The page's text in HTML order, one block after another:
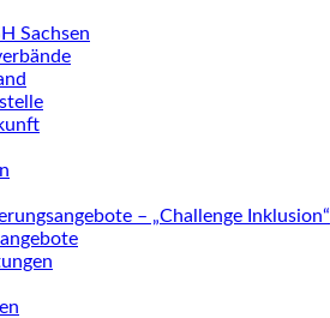
Sachsen
– „Challenge Inklusion“